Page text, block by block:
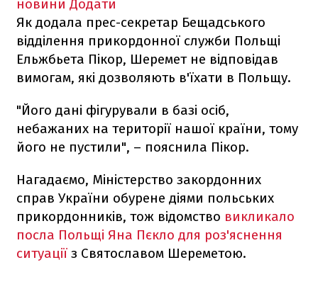
новини Додати
Як додала прес-секретар Бещадського
відділення прикордонної служби Польщі
Ельжбьета Пікор, Шеремет не відповідав
вимогам, які дозволяють в'їхати в Польщу.
"Його дані фігурували в базі осіб,
небажаних на території нашої країни, тому
його не пустили", – пояснила Пікор.
Нагадаємо, Міністерство закордонних
справ України обурене діями польських
прикордонників, тож відомство викликало
посла Польщі Яна Пєкло для роз'яснення
ситуації з Святославом Шереметою.